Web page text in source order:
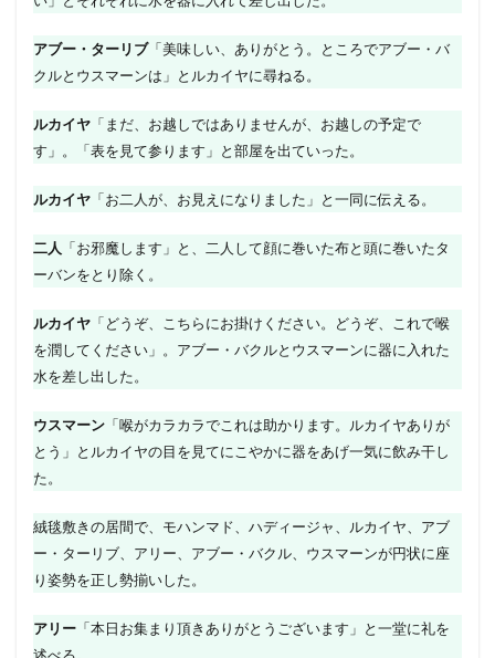
アブー・ターリブ「美味しい、ありがとう。ところでアブー・バ
クルとウスマーンは」とルカイヤに尋ねる。
ルカイヤ 「まだ、お越しではありませんが、お越しの予定で
す」。「表を見て参ります」と部屋を出ていった。
ルカイヤ 「お二人が、お見えになりました」と一同に伝える。
二人 「お邪魔します」と、二人して顔に巻いた布と頭に巻いたタ
ーバンをとり除く。
ルカイヤ 「どうぞ、こちらにお掛けください。どうぞ、これで喉
を潤してください」。アブー・バクルとウスマーンに器に入れた
水を差し出した。
ウスマーン 「喉がカラカラでこれは助かります。ルカイヤありが
とう」とルカイヤの目を見てにこやかに器をあげ一気に飲み干し
た。
絨毯敷きの居間で、モハンマド、ハディージャ、ルカイヤ、アブ
ー・ターリブ、アリー、アブー・バクル、ウスマーンが円状に座
り姿勢を正し勢揃いした。
アリー 「本日お集まり頂きありがとうございます」と一堂に礼を
述べる。